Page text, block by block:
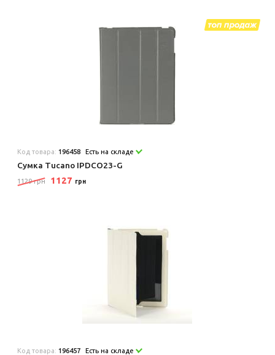
Код товара: 196458 Есть на складе
Сумка Tucano IPDCO23-G
1129 грн 1127 грн
Код товара: 196457 Есть на складе